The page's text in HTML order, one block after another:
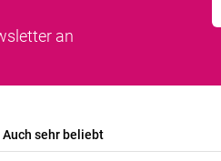
an
Auch sehr beliebt